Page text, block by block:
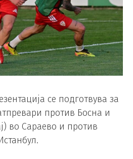
се подготвува за
против Босна и
во Сараево и против